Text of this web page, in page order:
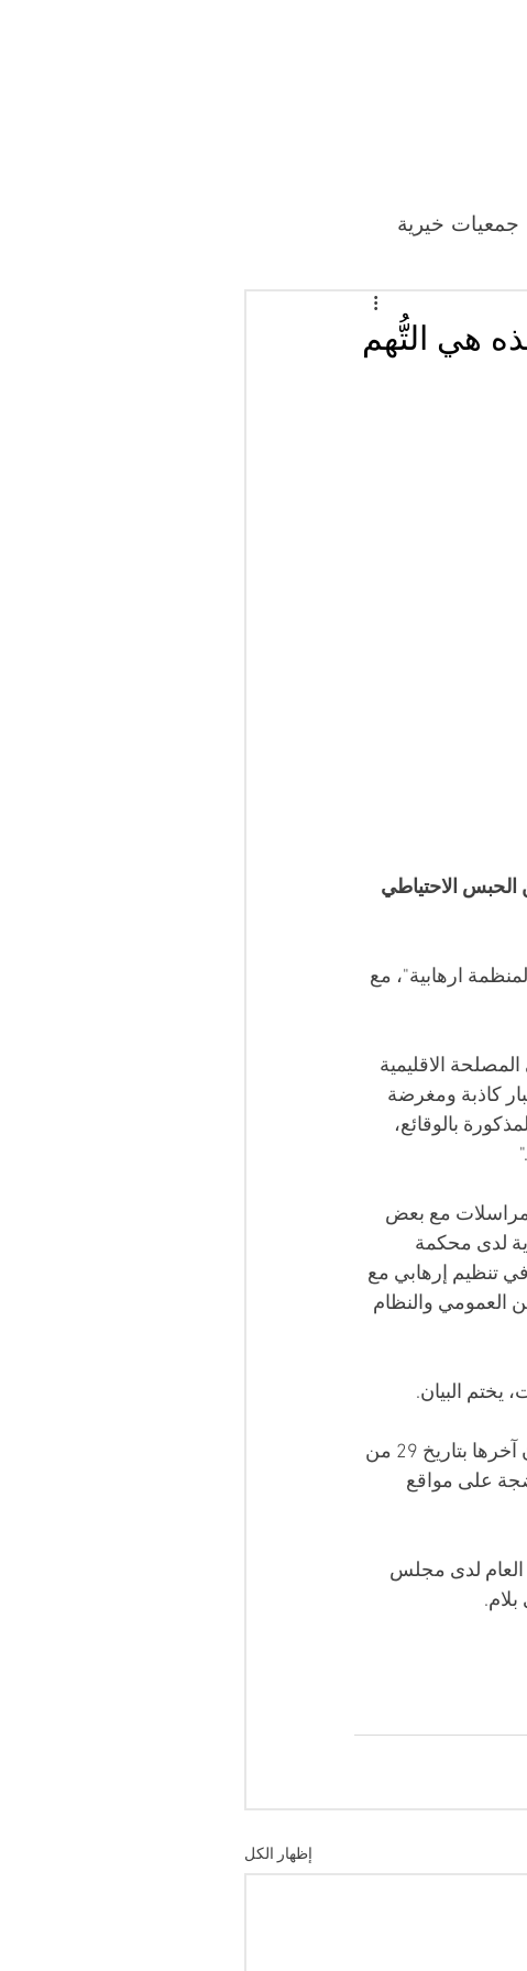
جمعيات خيرية
هي التُّهم
الحبس الاحتياطي
ارهابية"، مع
الاقليمية
كاذبة ومغرضة
بالوقائع،
ومراسلات مع بعض
لدى محكمة
في تنظيم إرهابي مع
العمومي والنظام
البيان.
للتذكير، تمّ اعتقال الصحفي عبدالوكيل بلام مرتين خلال شهر ديسمبر الماضي، وكان آخرها بتاريخ 29 من
على مواقع
العام لدى مجلس
إظهار الكل